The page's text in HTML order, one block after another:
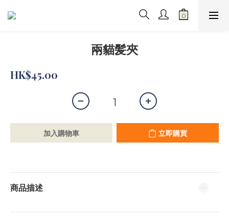
兩貓髪夾
HK$45.00
加入購物車 立即購買
商品描述